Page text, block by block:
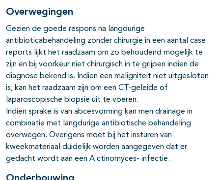
Overwegingen
Gezien de goede respons na langdurige
antibioticabehandeling zonder chirurgie in een aantal case
reports lijkt het raadzaam om zo behoudend mogelijk te
zijn en bij voorkeur niet chirurgisch in te grijpen indien de
diagnose bekend is. Indien een maligniteit niet uitgesloten
is, kan het raadzaam zijn om een CT-geleide of
laparoscopische biopsie uit te voeren.
Indien sprake is van abcesvorming kan men drainage in
combinatie met langdurige antibiotische behandeling
overwegen. Overigens moet bij het insturen van
kweekmateriaal duidelijk worden aangegeven dat er
gedacht wordt aan een A ctinomyces- infectie.